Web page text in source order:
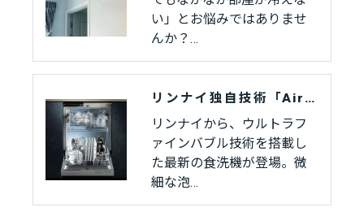
い」とお悩みではありませ
んか？…
リンナイ独自技術「Air Bubble Technology」を搭載した食洗機が登場
リンナイから、ウルトラフ
ァインバブル技術を搭載し
た最新の食洗機が登場。微
細な泡…